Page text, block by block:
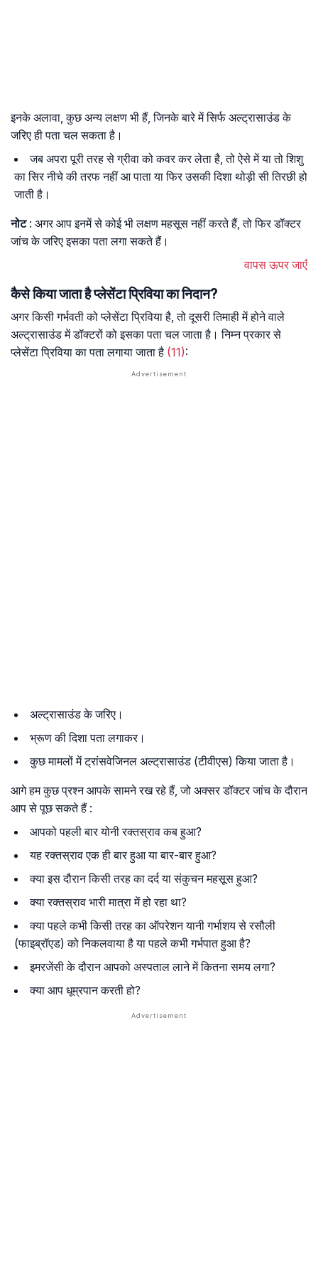
इनके अलावा, कुछ अन्य लक्षण भी हैं, जिनके बारे में सिर्फ अल्ट्रासाउंड के
जरिए ही पता चल सकता है।
जब अपरा पूरी तरह से ग्रीवा को कवर कर लेता है, तो ऐसे में या तो शिशु
का सिर नीचे की तरफ नहीं आ पाता या फिर उसकी दिशा थोड़ी सी तिरछी हो
जाती है।
नोट: अगर आप इनमें से कोई भी लक्षण महसूस नहीं करते हैं, तो फिर डॉक्टर
जांच के जरिए इसका पता लगा सकते हैं।
वापस ऊपर जाएँ
कैसे किया जाता है प्लेसेंटा प्रिविया का निदान?
अगर किसी गर्भवती को प्लेसेंटा प्रिविया है, तो दूसरी तिमाही में होने वाले
अल्ट्रासाउंड में डॉक्टरों को इसका पता चल जाता है। निम्न प्रकार से
प्लेसेंटा प्रिविया का पता लगाया जाता है (11):
अल्ट्रासाउंड के जरिए।
भ्रूण की दिशा पता लगाकर।
कुछ मामलों में ट्रांसवेजिनल अल्ट्रासाउंड (टीवीएस) किया जाता है।
आगे हम कुछ प्रश्न आपके सामने रख रहे हैं, जो अक्सर डॉक्टर जांच के दौरान
आप से पूछ सकते हैं :
आपको पहली बार योनी रक्तस्राव कब हुआ?
यह रक्तस्राव एक ही बार हुआ या बार-बार हुआ?
क्या इस दौरान किसी तरह का दर्द या संकुचन महसूस हुआ?
क्या रक्तस्राव भारी मात्रा में हो रहा था?
क्या पहले कभी किसी तरह का ऑपरेशन यानी गर्भाशय से रसौली
(फाइब्रॉएड) को निकलवाया है या पहले कभी गर्भपात हुआ है?
इमरजेंसी के दौरान आपको अस्पताल लाने में कितना समय लगा?
क्या आप धूम्रपान करती हो?